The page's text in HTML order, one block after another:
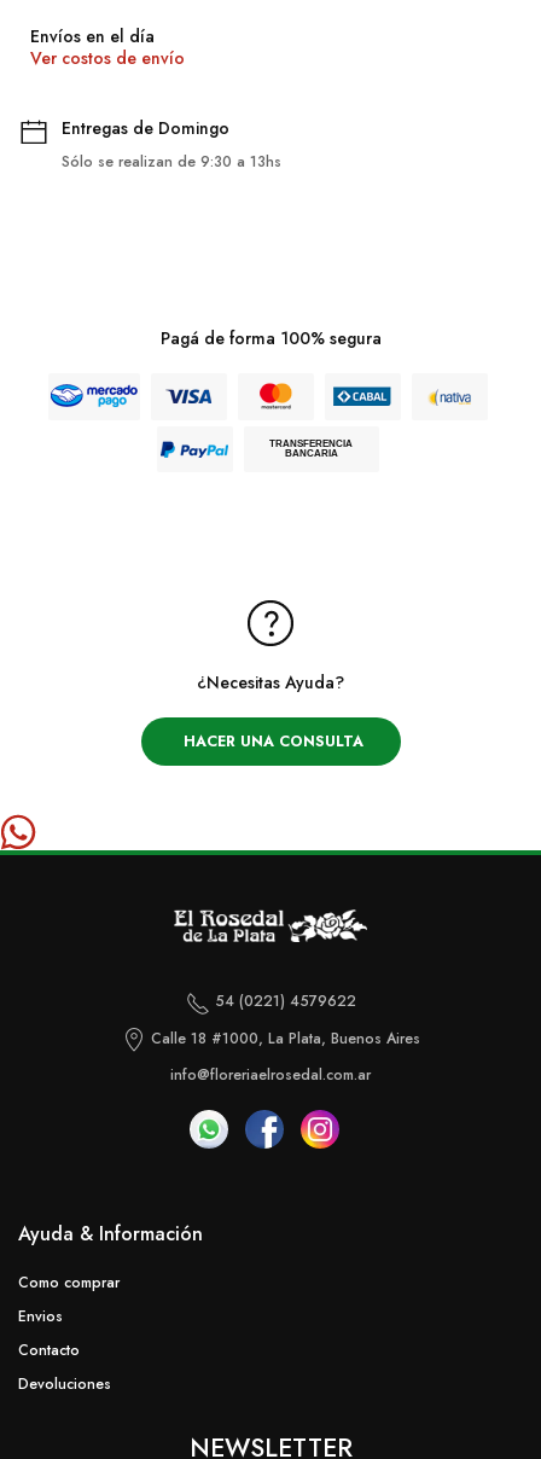
Envíos en el día
Ver costos de envío
Entregas de Domingo
Sólo se realizan de 9:30 a 13hs
Pagá de forma 100% segura
Mercado Pago Mastercard Cabal
TRANSFERENCIA
BANCARIA
¿Necesitas Ayuda?
HACER UNA CONSULTA
54 (0221) 4579622
Calle 18 #1000, La Plata, Buenos Aires
info@floreriaelrosedal.com.ar
Ayuda & Información
Como comprar
Envios
Contacto
Devoluciones
NEWSLETTER